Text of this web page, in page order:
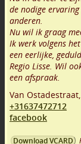
de nodige
anderen.
Nu wil ik graag
Ik werk volgens
een eerlijke,
Regio Lisse. Wil
een afspraak.
Van Ostadestraat,
+31637472712
facebook
Download VCARD